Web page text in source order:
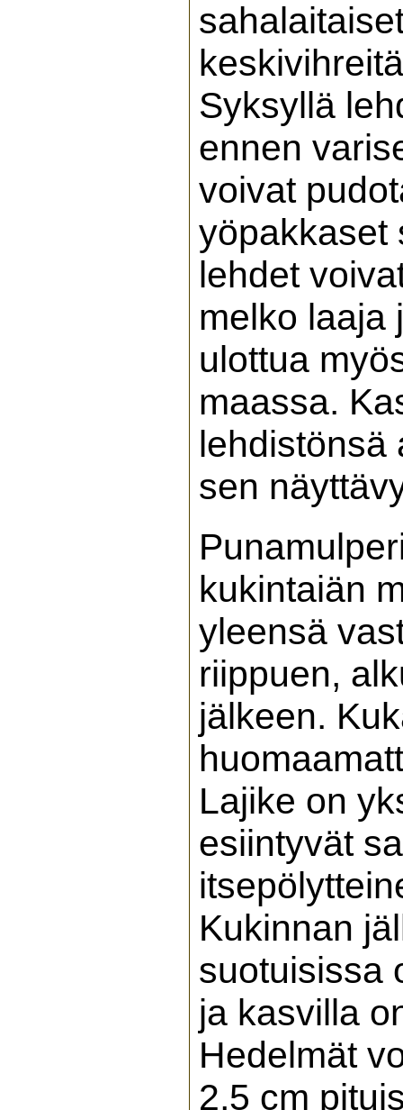
Syksyllä
ennen
voivat
yöpakkaset
lehdet
melko laaja
ulottua
maassa.
lehdistönsä
sen
kukintaiän
yleensä
riippuen,
jälkeen.
Lajike on
esiintyvät
Kukinnan
suotuisissa
ja kasvilla
Hedelmät
2,5 cm